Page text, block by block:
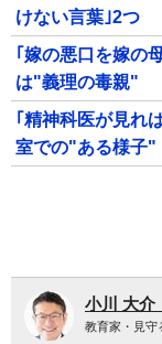
けない言葉｣2つ
｢嫁の悪口を嫁の
は"義理の毒親"
｢精神科医が見れ
室での"ある様子"
小川 大介
教育家・見守